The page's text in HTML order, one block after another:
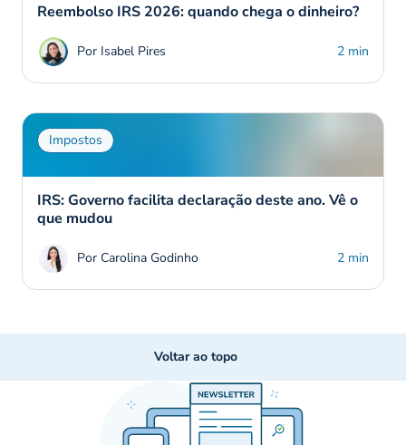
Reembolso IRS 2026: quando chega o dinheiro?
Por Isabel Pires 2 min
Impostos
IRS: Governo facilita declaração deste ano. Vê o
que mudou
Por Carolina Godinho 2 min
Voltar ao topo